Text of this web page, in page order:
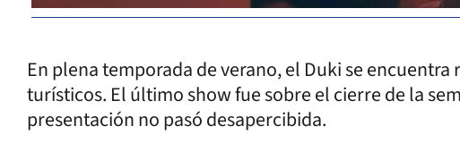
En plena temporada de verano, el Duki se
turísticos. El último show fue sobre el cierre de la
presentación no pasó desapercibida.